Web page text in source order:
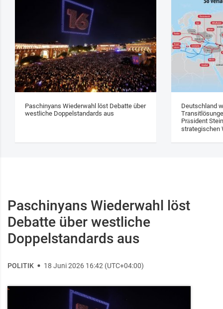
Paschinyans Wiederwahl löst Debatte über
westliche Doppelstandards aus
Deutschland
Präsident
strategischen
Paschinyans Wiederwahl löst
Debatte über westliche
Doppelstandards aus
POLITIK 18 Juni 2026 16:42 (UTC+04:00)